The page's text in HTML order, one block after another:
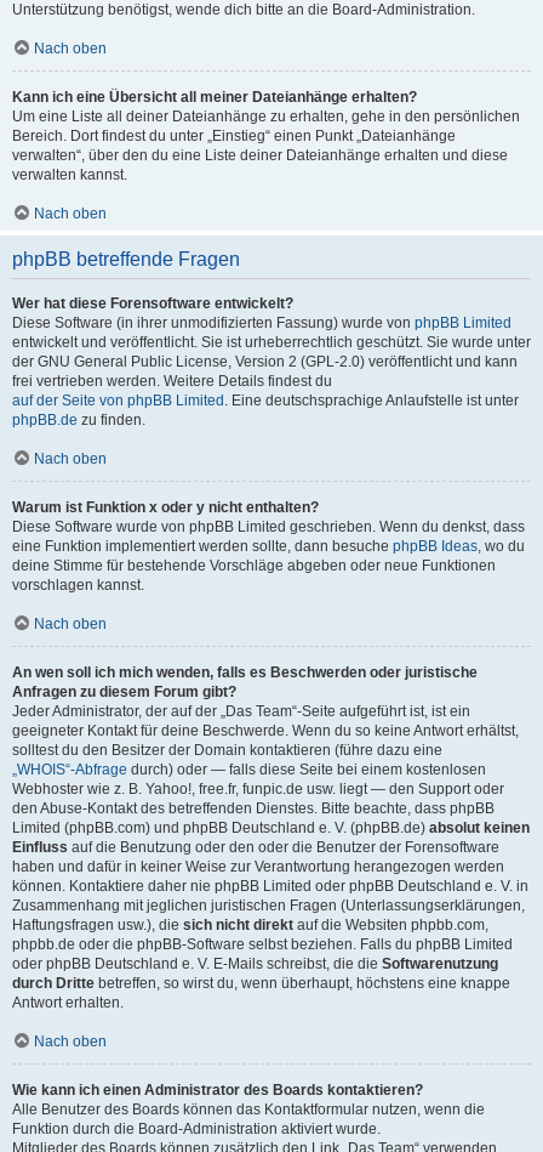
Unterstützung benötigst, wende dich bitte an die Board-Administration.
Nach oben
Kann ich eine Übersicht all meiner Dateianhänge erhalten?
Um eine Liste all deiner Dateianhänge zu erhalten, gehe in den persönlichen
Bereich. Dort findest du unter „Einstieg“ einen Punkt „Dateianhänge
verwalten“, über den du eine Liste deiner Dateianhänge erhalten und diese
verwalten kannst.
Nach oben
phpBB betreffende Fragen
Wer hat diese Forensoftware entwickelt?
Diese Software (in ihrer unmodifizierten Fassung) wurde von phpBB Limited
entwickelt und veröffentlicht. Sie ist urheberrechtlich geschützt. Sie wurde unter
der GNU General Public License, Version 2 (GPL-2.0) veröffentlicht und kann
frei vertrieben werden. Weitere Details findest du
auf der Seite von phpBB Limited . Eine deutschsprachige Anlaufstelle ist unter
phpBB.de zu finden.
Nach oben
Warum ist Funktion x oder y nicht enthalten?
Diese Software wurde von phpBB Limited geschrieben. Wenn du denkst, dass
eine Funktion implementiert werden sollte, dann besuche phpBB Ideas, wo du
deine Stimme für bestehende Vorschläge abgeben oder neue Funktionen
vorschlagen kannst.
Nach oben
An wen soll ich mich wenden, falls es Beschwerden oder juristische
Anfragen zu diesem Forum gibt?
Jeder Administrator, der auf der „Das Team“-Seite aufgeführt ist, ist ein
geeigneter Kontakt für deine Beschwerde. Wenn du so keine Antwort erhältst,
solltest du den Besitzer der Domain kontaktieren (führe dazu eine
„WHOIS“-Abfrage durch) oder — falls diese Seite bei einem kostenlosen
Webhoster wie z. B. Yahoo!, free.fr, funpic.de usw. liegt — den Support oder
den Abuse-Kontakt des betreffenden Dienstes. Bitte beachte, dass phpBB
Limited (phpBB.com) und phpBB Deutschland e. V. (phpBB.de) absolut keinen
Einfluss auf die Benutzung oder den oder die Benutzer der Forensoftware
haben und dafür in keiner Weise zur Verantwortung herangezogen werden
können. Kontaktiere daher nie phpBB Limited oder phpBB Deutschland e. V. in
Zusammenhang mit jeglichen juristischen Fragen (Unterlassungserklärungen,
Haftungsfragen usw.), die sich nicht direkt auf die Websiten phpbb.com,
phpbb.de oder die phpBB-Software selbst beziehen. Falls du phpBB Limited
oder phpBB Deutschland e. V. E-Mails schreibst, die die Softwarenutzung
durch Dritte betreffen, so wirst du, wenn überhaupt, höchstens eine knappe
Antwort erhalten.
Nach oben
Wie kann ich einen Administrator des Boards kontaktieren?
Alle Benutzer des Boards können das Kontaktformular nutzen, wenn die
Funktion durch die Board-Administration aktiviert wurde.
Mitglieder des Boards können zusätzlich den Link „Das Team“ verwenden.